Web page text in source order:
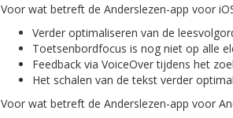
Voor wat betreft de Anderslezen-app voor
Verder optimaliseren van de
Toetsenbordfocus is nog niet op alle
Feedback via VoiceOver tijdens het
Het schalen van de tekst verder
Voor wat betreft de Anderslezen-app voor